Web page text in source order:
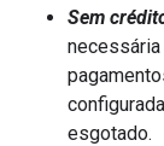
Sem
necessária
esgotado.